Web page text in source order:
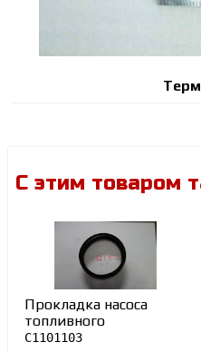
С этим товаром
Прокладка насоса
топливного
C1101103